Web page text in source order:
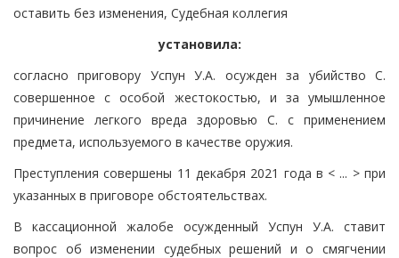
оставить без изменения, Судебная коллегия
установила:
согласно приговору Успун У.А. осужден за убийство С.
совершенное с особой жестокостью, и за умышленное
причинение легкого вреда здоровью С. с применением
предмета, используемого в качестве оружия.
Преступления совершены 11 декабря 2021 года в < ... > при
указанных в приговоре обстоятельствах.
В кассационной жалобе осужденный Успун У.А. ставит
вопрос об изменении судебных решений и о смягчении